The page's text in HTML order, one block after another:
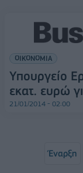
ΟΙΚΟΝΟΜΙΑ
Υπουργείο
εκατ. ευρώ
21/01/2014 - 02:00
Έναρξη